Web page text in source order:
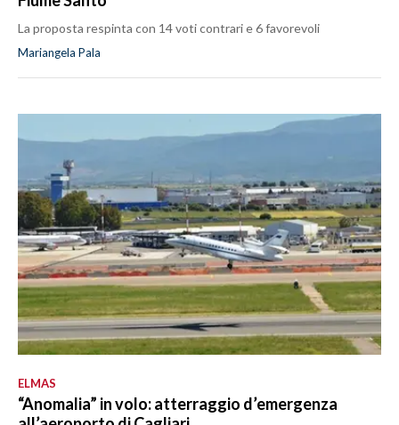
La proposta respinta con 14 voti contrari e 6 favorevoli
Mariangela Pala
ELMAS
“Anomalia” in volo: atterraggio d’emergenza